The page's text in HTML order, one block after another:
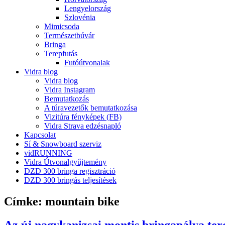
Lengyelország
Szlovénia
Mimicsoda
Természetbúvár
Bringa
Terepfutás
Futóútvonalak
Vidra blog
Vidra blog
Vidra Instagram
Bemutatkozás
A túravezetők bemutatkozása
Vizitúra fényképek (FB)
Vidra Strava edzésnapló
Kapcsolat
Sí & Snowboard szerviz
vidRUNNING
Vidra Útvonalgyűjtemény
DZD 300 bringa regisztráció
DZD 300 bringás teljesítések
Címke: mountain bike